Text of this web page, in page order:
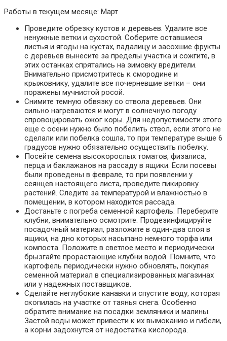
Работы в текущем месяце: Март
Проведите обрезку кустов и деревьев. Удалите все
ненужные ветки и сухостой. Соберите оставшиеся
листья и ягоды на кустах, падалицу и засохшие фрукты
с деревьев вынесите за пределы участка и сожгите, в
этих останках спрятались на зимовку вредители.
Внимательно присмотритесь к смородине и
крыжовнику, удалите все почерневшие ветки – они
поражены мучнистой росой.
Снимите темную обвязку со ствола деревьев. Они
сильно нагреваются и могут в солнечную погоду
спровоцировать ожог коры. Для недопустимости этого
еще с осени нужно было побелить ствол, если этого не
сделали или побелка сошла, то при температуре выше 6
градусов нужно обязательно осуществить побелку.
Посейте семена высокорослых томатов, физалиса,
перца и баклажанов на рассаду в ящики. Если посевы
были проведены в феврале, то при появлении у
сеянцев настоящего листа, проведите пикировку
растений. Следите за температурой и влажностью в
помещении, в котором находится рассада.
Достаньте с погреба семенной картофель. Переберите
клубни, внимательно осмотрите. Продезинфицируйте
посадочный материал, разложите в один-два слоя в
ящики, на дно которых насыпано немного торфа или
компоста. Положите в светлое место и периодически
брызгайте прорастающие клубни водой. Помните, что
картофель периодически нужно обновлять, покупая
семенной материал в специализированных магазинах
или у надежных поставщиков.
Сделайте неглубокие канавки и спустите воду, которая
скопилась на участке от таянья снега. Особенно
обратите внимание на посадки земляники и малины.
Застой воды может привести к их вымоканию и гибели,
а корни задохнутся от недостатка кислорода.